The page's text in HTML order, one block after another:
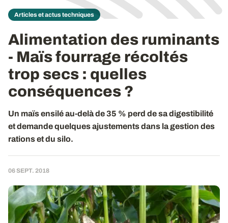
Articles et actus techniques
Alimentation des ruminants
- Maïs fourrage récoltés
trop secs : quelles
conséquences ?
Un maïs ensilé au-delà de 35 % perd de sa digestibilité
et demande quelques ajustements dans la gestion des
rations et du silo.
06 SEPT. 2018